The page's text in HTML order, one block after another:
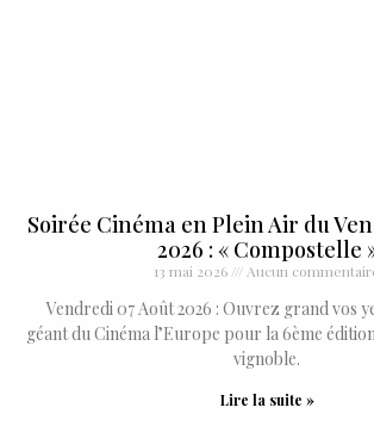
Soirée Cinéma en Plein Air du
2026 : « Compostelle
13 mai 2026 Aucun
Vendredi 07 Août 2026 : Ouvrez grand vos
géant du Cinéma l’Europe pour la 6ème
vignoble.
Lire la suite »